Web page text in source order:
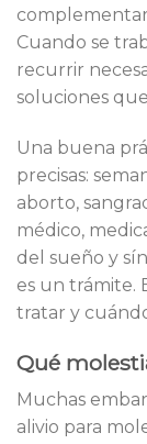
Cuando se
recurrir
soluciones
Una buena
precisas:
aborto,
médico,
del sueño y
es un trámite.
tratar y
Qué
Muchas
alivio para